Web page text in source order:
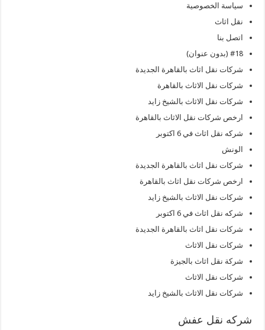
سياسة الخصوصية
نقل اثاث
اتصل بنا
#18 (بدون عنوان)
شركات نقل اثاث بالقاهرة الجديدة
شركات نقل الاثاث بالقاهرة
شركات نقل الاثاث بالشيخ زايد
ارخص شركات نقل الاثاث بالقاهرة
شركه نقل اثاث في 6 اكتوبر
الونش
شركات نقل اثاث بالقاهرة الجديدة
ارخص شركات نقل اثاث بالقاهرة
شركات نقل الاثاث بالشيخ زايد
شركه نقل اثاث في 6 اكتوبر
شركات نقل اثاث بالقاهرة الجديدة
شركات نقل الاثاث
شركة نقل اثاث بالجيزة
شركات نقل الاثاث
شركات نقل الاثاث بالشيخ زايد
شركه نقل عفش